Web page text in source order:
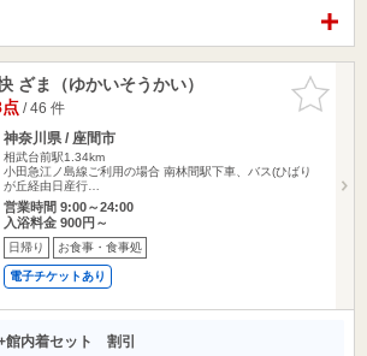
お気に入
りに追加
ざま（ゆかいそうかい）
/ 46 件
神奈川県 / 座間市
相武台前駅1.34km
小田急江ノ島線ご利用の場合 南林間駅下車、バス(ひばり
が丘経由日産行…
営業時間 9:00～24:00
入浴料金 900円～
日帰り お食事・食事処
電子チケットあり
館内着セット 割引